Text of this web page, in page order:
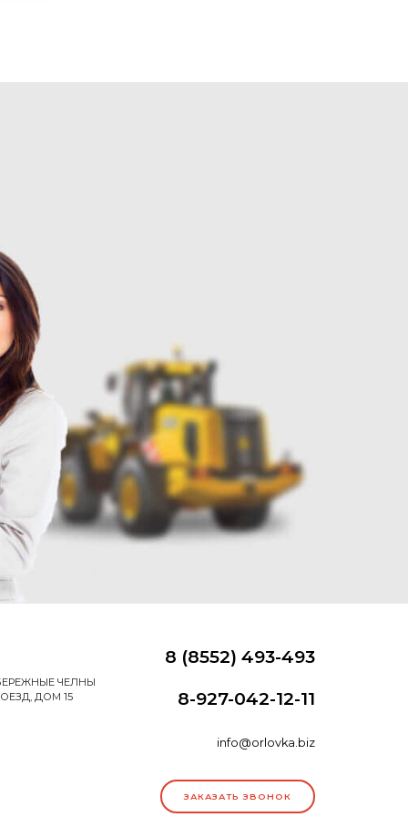
ЧЕЛНЫ
ДОМ 15
8 (8552) 493-493
8-927-042-12-11
info@orlovka.biz
ЗАКАЗАТЬ ЗВОНОК